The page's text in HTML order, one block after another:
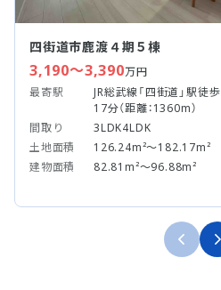
四街道市鹿渡４期５棟
3,190～3,390万円
最寄駅
JR総武線「四街道」駅徒歩
17分（距離：1360m）
間取り
3LDK4LDK
土地面積
126.24m²～182.17m²
建物面積
82.81m²～96.88m²